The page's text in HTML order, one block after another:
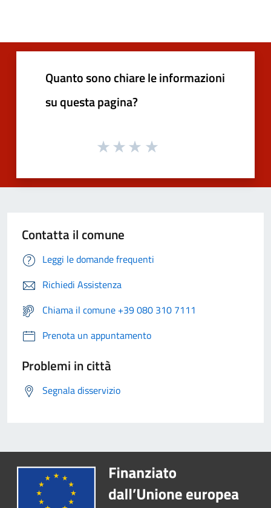
Quanto sono chiare le informazioni
su questa pagina?
Contatta il comune
Leggi le domande frequenti
Richiedi Assistenza
Chiama il comune +39 080 310 7111
Prenota un appuntamento
Problemi in città
Segnala disservizio